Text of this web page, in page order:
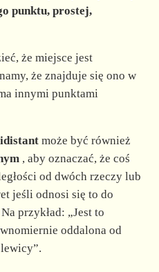
punktu, prostej,
że miejsce jest
że znajduje się ono w
innymi punktami
może być również
, aby oznaczać, że coś
od dwóch rzeczy lub
jeśli odnosi się to do
przykład: „Jest to
oddalona od